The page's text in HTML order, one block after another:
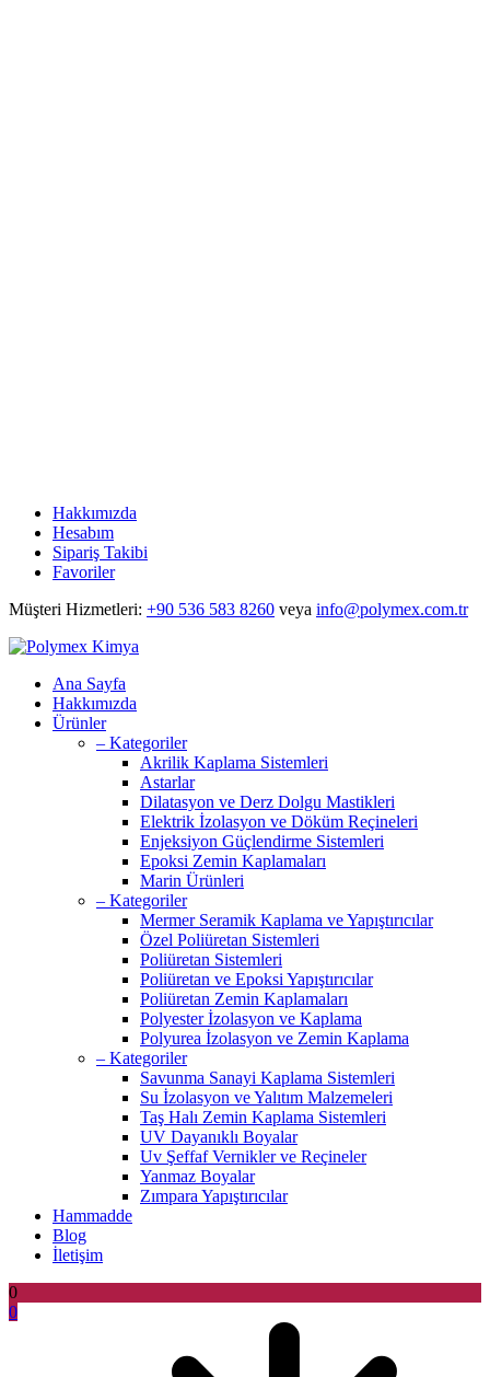
Hakkımızda
Hesabım
Sipariş Takibi
Favoriler
Müşteri Hizmetleri: +90 536 583 8260 veya info@polymex.com.tr
Ana Sayfa
Hakkımızda
Ürünler
– Kategoriler
Akrilik Kaplama Sistemleri
Astarlar
Dilatasyon ve Derz Dolgu Mastikleri
Elektrik İzolasyon ve Döküm Reçineleri
Enjeksiyon Güçlendirme Sistemleri
Epoksi Zemin Kaplamaları
Marin Ürünleri
– Kategoriler
Mermer Seramik Kaplama ve Yapıştırıcılar
Özel Poliüretan Sistemleri
Poliüretan Sistemleri
Poliüretan ve Epoksi Yapıştırıcılar
Poliüretan Zemin Kaplamaları
Polyester İzolasyon ve Kaplama
Polyurea İzolasyon ve Zemin Kaplama
– Kategoriler
Savunma Sanayi Kaplama Sistemleri
Su İzolasyon ve Yalıtım Malzemeleri
Taş Halı Zemin Kaplama Sistemleri
UV Dayanıklı Boyalar
Uv Şeffaf Vernikler ve Reçineler
Yanmaz Boyalar
Zımpara Yapıştırıcılar
Hammadde
Blog
İletişim
0
0